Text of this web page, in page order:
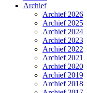
Archief
Archief 2026
Archief 2025
Archief 2024
Archief 2023
Archief 2022
Archief 2021
Archief 2020
Archief 2019
Archief 2018